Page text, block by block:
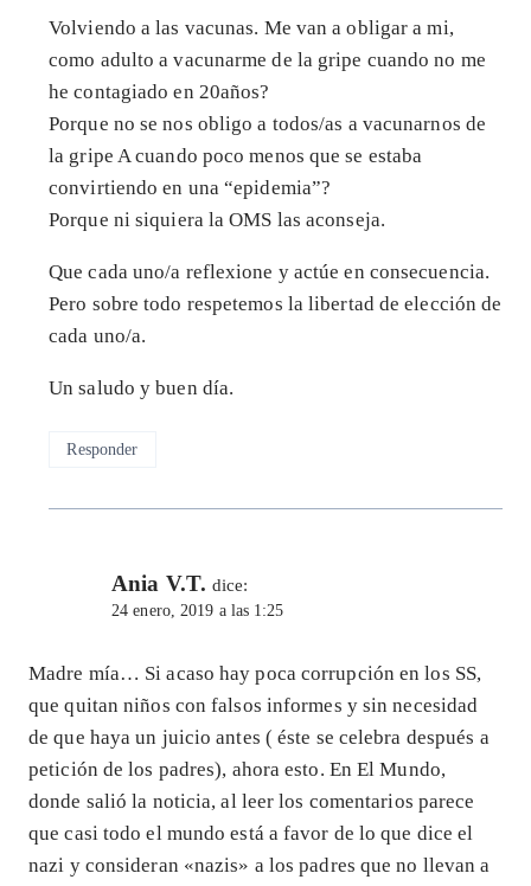
Volviendo a las vacunas. Me van a obligar a mi,
como adulto a vacunarme de la gripe cuando no me
he contagiado en 20años?
Porque no se nos obligo a todos/as a vacunarnos de
la gripe A cuando poco menos que se estaba
convirtiendo en una “epidemia”?
Porque ni siquiera la OMS las aconseja.
Que cada uno/a reflexione y actúe en consecuencia.
Pero sobre todo respetemos la libertad de elección de
cada uno/a.
Un saludo y buen día.
Responder
Ania V.T. dice:
24 enero, 2019 a las 1:25
Madre mía… Si acaso hay poca corrupción en los SS,
que quitan niños con falsos informes y sin necesidad
de que haya un juicio antes ( éste se celebra después a
petición de los padres), ahora esto. En El Mundo,
donde salió la noticia, al leer los comentarios parece
que casi todo el mundo está a favor de lo que dice el
nazi y consideran «nazis» a los padres que no llevan a